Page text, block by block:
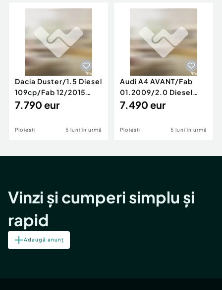
Animale de companie
Afaceri și echipamente profesionale
Inchiriere Bunuri si Vehicule
Utilaje agricole si industriale
Piese auto si accesorii
Dacia Duster
Dacia Duster/1.5 Diesel
109cp/Fab 12/2015
/Euro 5/GARANTIE 12
7.790 eur
Ploiesti 5 luni în urmă
Audi A4 AVANT/Fab
01.2009/2.0 Diesel
140cp/Posibilitate
7.490 eur
Ploiesti 5 luni în urmă
Vinzi și cumperi simplu și
rapid
Adaugă anunț